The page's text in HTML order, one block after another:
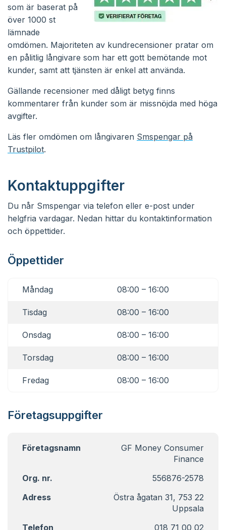
som är baserat på
över 1000 st
lämnade
omdömen. Majoriteten av kundrecensioner pratar om
en pålitlig långivare som har ett gott bemötande mot
kunder, samt att tjänsten är enkel att använda.
Gällande recensioner med dåligt betyg finns
kommentarer från kunder som är missnöjda med höga
avgifter.
Läs fler omdömen om långivaren Smspengar på
Trustpilot.
Kontaktuppgifter
Du når Smspengar via telefon eller e-post under
helgfria vardagar. Nedan hittar du kontaktinformation
och öppettider.
Öppettider
Måndag 08:00 – 16:00
Tisdag 08:00 – 16:00
Onsdag 08:00 – 16:00
Torsdag 08:00 – 16:00
Fredag 08:00 – 16:00
Företagsuppgifter
Företagsnamn
GF Money Consumer
Finance
Org. nr.
556876-2578
Adress
Östra ågatan 31, 753 22
Uppsala
Telefon
018 71 00 02